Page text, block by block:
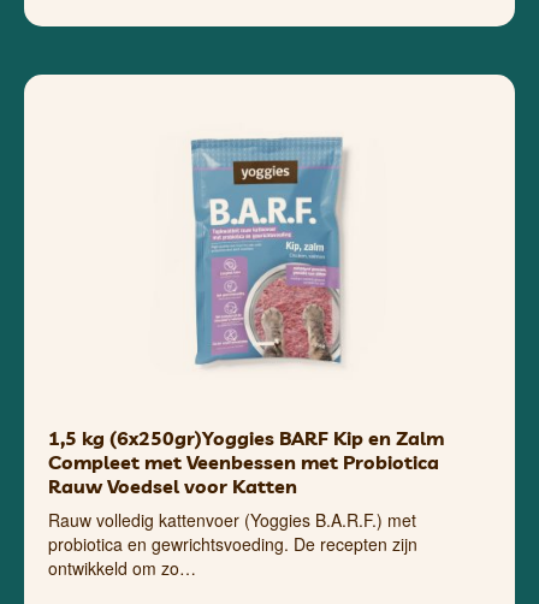
1,5 kg (6x250gr)Yoggies BARF Kip en Zalm
Compleet met Veenbessen met Probiotica
Rauw Voedsel voor Katten
Rauw volledig kattenvoer (Yoggies B.A.R.F.) met
probiotica en gewrichtsvoeding. De recepten zijn
ontwikkeld om zo…